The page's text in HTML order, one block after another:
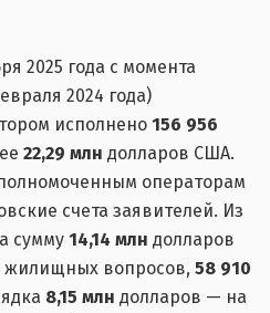
2025 года с момента
2024 года)
исполнено 156 956
22,29 млн долларов США.
операторам
счета заявителей. Из
сумму 14,14 млн долларов
жилищных вопросов, 58 910
8,15 млн долларов — на